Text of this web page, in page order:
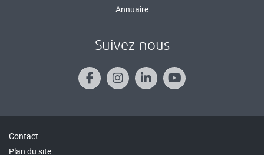
Annuaire
Suivez-nous
Contact
Plan du site